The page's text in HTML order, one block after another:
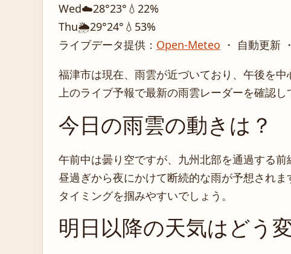
Wed☁️28°23° 💧22%
Thu🌦️29°24° 💧53%
ライブデータ提供： Open-Meteo ・ 自動更新 ・
福津市は現在、雨雲が近づいており、午後を中
上のライブ予報で最新の雨雲レーダーを確認し
今日の雨雲の動きは？
午前中は曇り空ですが、九州北部を通過する前
昼過ぎから夜にかけて断続的な雨が予想され
タイミングを掴みやすいでしょう。
明日以降の天気はどう